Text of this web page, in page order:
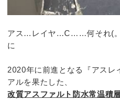
アス…レイヤ…C……何それ(
に
2020年に前進となる『アスレ
アルを果たした、
改質アスファルト防水常温積